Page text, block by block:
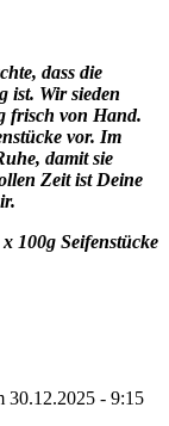
dass die
ist. Wir sieden
frisch von Hand.
vor. Im
damit sie
Zeit ist Deine
100g Seifenstücke
30.12.2025 - 9:15